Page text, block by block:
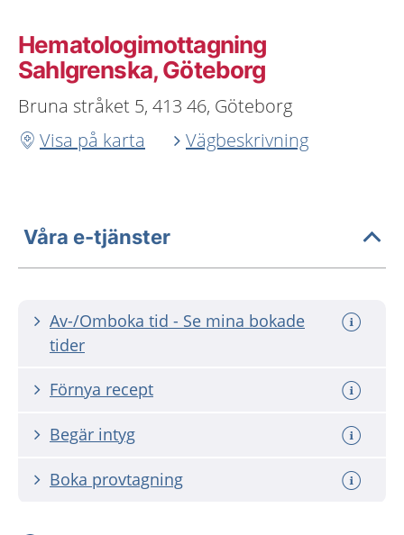
Hematologimottagning
Sahlgrenska, Göteborg
Bruna stråket 5, 413 46, Göteborg
Visa på karta
Vägbeskrivning
Våra e-tjänster
Av-/Omboka tid - Se mina bokade
tider
Förnya recept
Begär intyg
Boka provtagning